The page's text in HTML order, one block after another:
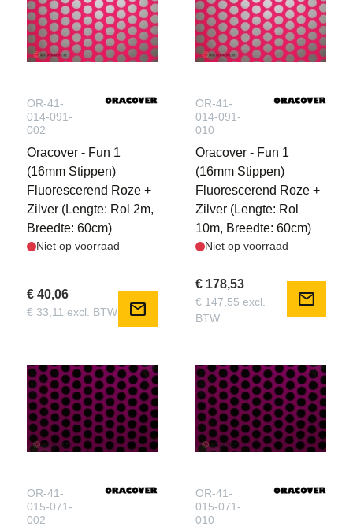
OR-41-
014-091-
002
Oracover - Fun 1
(16mm Stippen)
Fluorescerend Roze +
Zilver (Lengte: Rol 2m,
Breedte: 60cm)
Niet op voorraad
€ 40,06
€ 33,11 excl. BTW mail
OR-41-
014-091-
010
Oracover - Fun 1
(16mm Stippen)
Fluorescerend Roze +
Zilver (Lengte: Rol
10m, Breedte: 60cm)
Niet op voorraad
€ 178,53
€ 147,55 excl.
BTW
mail
OR-41-
015-071-
002
OR-41-
015-071-
010